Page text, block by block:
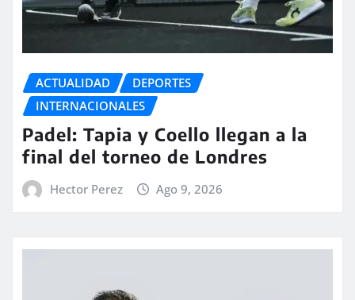
ACTUALIDAD
DEPORTES
INTERNACIONALES
Padel: Tapia y Coello llegan a la
final del torneo de Londres
Hector Perez Ago 9, 2026